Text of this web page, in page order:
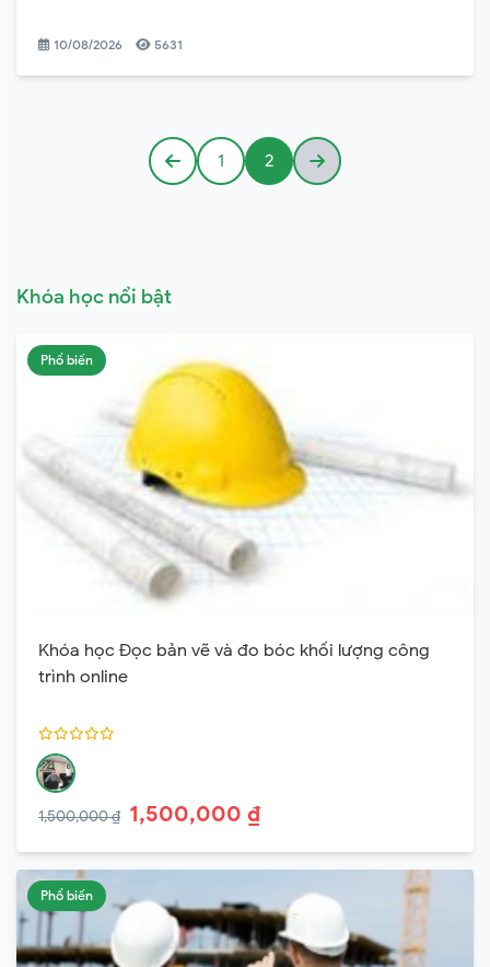
10/08/2026 5631
1 2
Khóa học nổi bật
Phổ biến
Khóa học Đọc bản vẽ và đo bóc khối lượng công
trình online
1,500,000 ₫ 1,500,000 ₫
Phổ biến